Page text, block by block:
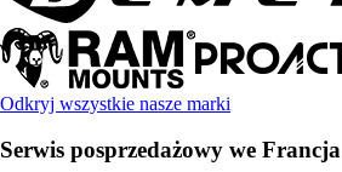
Odkryj wszystkie nasze marki
Serwis posprzedażowy we Francja